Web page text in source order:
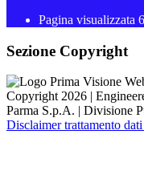
Pagina visualizzata
Sezione Copyright
Copyright 2026 |
Parma S.p.A. | Divisione
Disclaimer trattamento